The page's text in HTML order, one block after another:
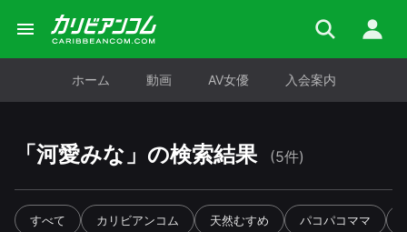
ホーム 動画 AV女優 入会案内
「河愛みな 」の検索結果 (5件)
すべて カリビアンコム 天然むすめ パコパコママ